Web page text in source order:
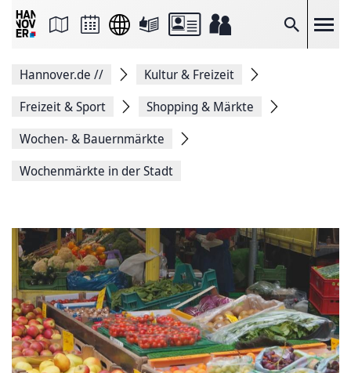
Suche
Seite
Facebook
teilen
Seitenlink
Seite
Hannover.de //
Kultur & Freizeit
Freizeit & Sport
Shopping & Märkte
Wochen- & Bauernmärkte
Wochenmärkte in der Stadt